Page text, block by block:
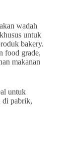
wadah
untuk
bakery.
food grade,
makanan
untuk
di pabrik,